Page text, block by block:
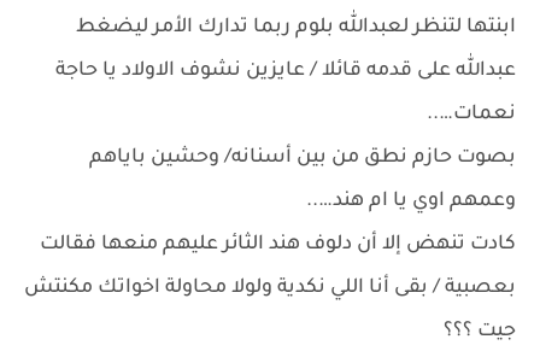
ابنتها لتنظر لعبدالله بلوم ربما تدارك الأمر ليضغط
عبدالله على قدمه قائلا / عايزين نشوف الاولاد يا حاجة
نعمات…..
بصوت حازم نطق من بين أسنانه/ وحشين باياهم
وعمهم اوي يا ام هند…..
كادت تنهض إلا أن دلوف هند الثائر عليهم منعها فقالت
بعصبية / بقى أنا اللي نكدية ولولا محاولة اخواتك مكنتش
جيت ؟؟؟